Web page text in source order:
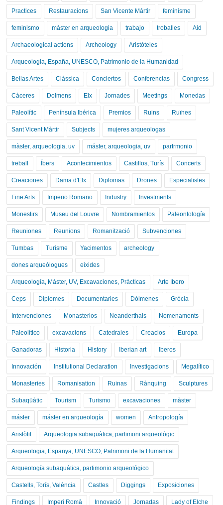
Practices Restauracions San Vicente Mártir feminisme
feminismo màster en arqueologia trabajo troballes Aid
Archaeological actions Archeology Aristóteles
Arqueologia, España, UNESCO, Patrimonio de la Humanidad
Bellas Artes Clássica Conciertos Conferencias Congress
Càceres Dolmens Elx Jornades Meetings Monedas
Paleolític Península Ibérica Premios Ruins Ruïnes
Sant Vicent Màrtir Subjects mujeres arqueologas
màster, arqueologia, uv máster, arqueologia, uv partrmonio
treball Íbers Acontecimientos Castillos, Turís Concerts
Creaciones Dama d'Elx Diplomas Drones Especialistes
Fine Arts Imperio Romano Industry Investments
Monestirs Museu del Louvre Nombramientos Paleontología
Reuniones Reunions Romanització Subvenciones
Tumbas Turisme Yacimentos archeology
dones arqueòlogues eixides
Arqueología, Máster, UV, Excavaciones, Prácticas Arte Ibero
Ceps Diplomes Documentaries Dólmenes Grècia
Intervenciones Monasterios Neanderthals Nomenaments
Paleolítico excavacions Catedrales Creacios Europa
Ganadoras Historia History Iberian art Iberos
Innovación Institutional Declaration Investigacions Megalítico
Monasteries Romanisation Ruinas Rànquing Sculptures
Subaqüàtic Tourism Turismo excavaciones màster
máster máster en arqueología women Antropología
Aristòtil Arqueologia subaqüàtica, partimoni arqueològic
Arqueologia, Espanya, UNESCO, Patrimoni de la Humanitat
Arqueología subaquática, partimonio arqueológico
Castells, Torís, València Castles Diggings Exposiciones
Findings Imperi Romà Innovació Jornadas Lady of Elche